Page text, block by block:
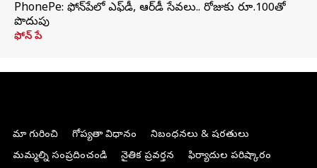
PhonePe: ఫోన్‌పేలో ఎఫ్‌డీ, ఆర్‌డీ సేవలు.. రోజుకు రూ.100తో
పొదుపు
ఫోన్‌ పే
మా గురించి గోప్యతా విధానం
నిబంధనలు & షరతులు
మమ్మల్ని సంప్రదించండి
నైతిక ప్రవర్తన ఫిర్యాదుల పరిష్కారం